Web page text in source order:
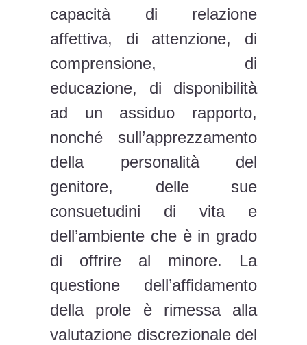
capacità di relazione
affettiva, di attenzione, di
comprensione, di
educazione, di disponibilità
ad un assiduo rapporto,
nonché sull’apprezzamento
della personalità del
genitore, delle sue
consuetudini di vita e
dell’ambiente che è in grado
di offrire al minore. La
questione dell’affidamento
della prole è rimessa alla
valutazione discrezionale del